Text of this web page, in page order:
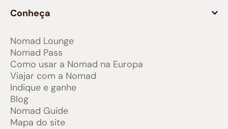
Conheça
Nomad Lounge
Nomad Pass
Como usar a Nomad na Europa
Viajar com a Nomad
Indique e ganhe
Blog
Nomad Guide
Mapa do site